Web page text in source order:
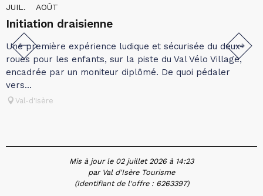
JUIL. AOÛT
Initiation draisienne
Une première expérience ludique et sécurisée du deux-
roues pour les enfants, sur la piste du Val Vélo Village,
encadrée par un moniteur diplômé. De quoi pédaler
vers...
Val-d'Isère
Mis à jour le 02 juillet 2026 à 14:23
par Val d'Isère Tourisme
(Identifiant de l'offre : 6263397)